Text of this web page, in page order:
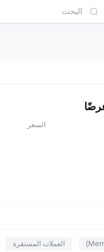
السعر
العملات المستقرة